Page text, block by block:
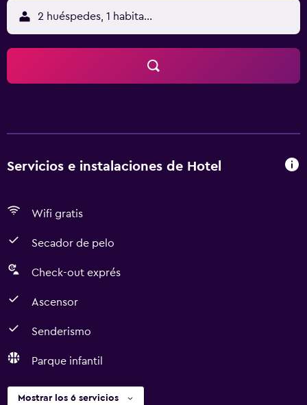
2 huéspedes, 1 habitación
Servicios e instalaciones de Hotel
Wifi gratis
Secador de pelo
Check-out exprés
Ascensor
Senderismo
Parque infantil
Mostrar los 6 servicios